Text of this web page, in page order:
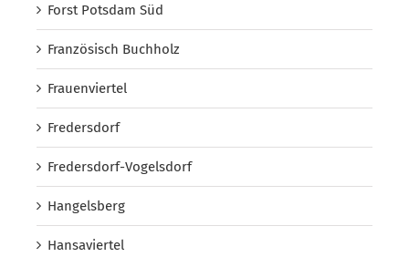
Forst Potsdam Süd
Französisch Buchholz
Frauenviertel
Fredersdorf
Fredersdorf-Vogelsdorf
Hangelsberg
Hansaviertel